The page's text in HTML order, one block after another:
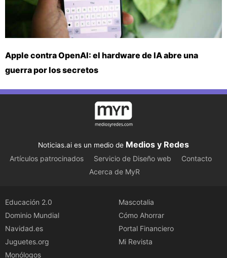
Apple contra OpenAI: el hardware de IA abre una
guerra por los secretos
Noticias.ai es un medio de Medios y Redes
Artículos patrocinados Servicio de Diseño web
Contacto
Acerca de MyR
Educación 2.0
Dominio Mundial
Navidad.es
Juguetes.org
Monólogos
Mascotalia
Cómo Ahorrar
Portal Financiero
Mi Revista